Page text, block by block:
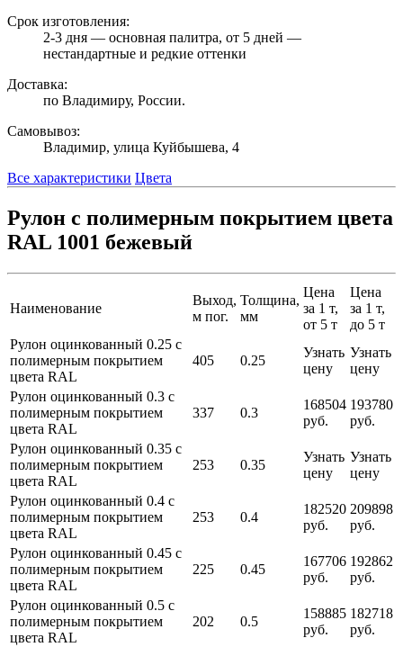
Срок изготовления:
2-3 дня — основная палитра, от 5 дней —
нестандартные и редкие оттенки
Доставка:
по Владимиру, России.
Самовывоз:
Владимир, улица Куйбышева, 4
Все характеристики Цвета
Рулон с полимерным покрытием цвета
RAL 1001 бежевый
Наименование
Выход,
м пог.
Толщина,
мм
Цена
за 1 т,
от 5 т
Цена
за 1 т,
до 5 т
Рулон оцинкованный 0.25 с
полимерным покрытием
цвета RAL
405 0.25
Узнать
цену
Узнать
цену
Рулон оцинкованный 0.3 с
полимерным покрытием
цвета RAL
337 0.3
168504
руб.
193780
руб.
Рулон оцинкованный 0.35 с
полимерным покрытием
цвета RAL
253 0.35
Узнать
цену
Узнать
цену
Рулон оцинкованный 0.4 с
полимерным покрытием
цвета RAL
253 0.4
182520
руб.
209898
руб.
Рулон оцинкованный 0.45 с
полимерным покрытием
цвета RAL
225 0.45
167706
руб.
192862
руб.
Рулон оцинкованный 0.5 с
полимерным покрытием
цвета RAL
202 0.5
158885
руб.
182718
руб.